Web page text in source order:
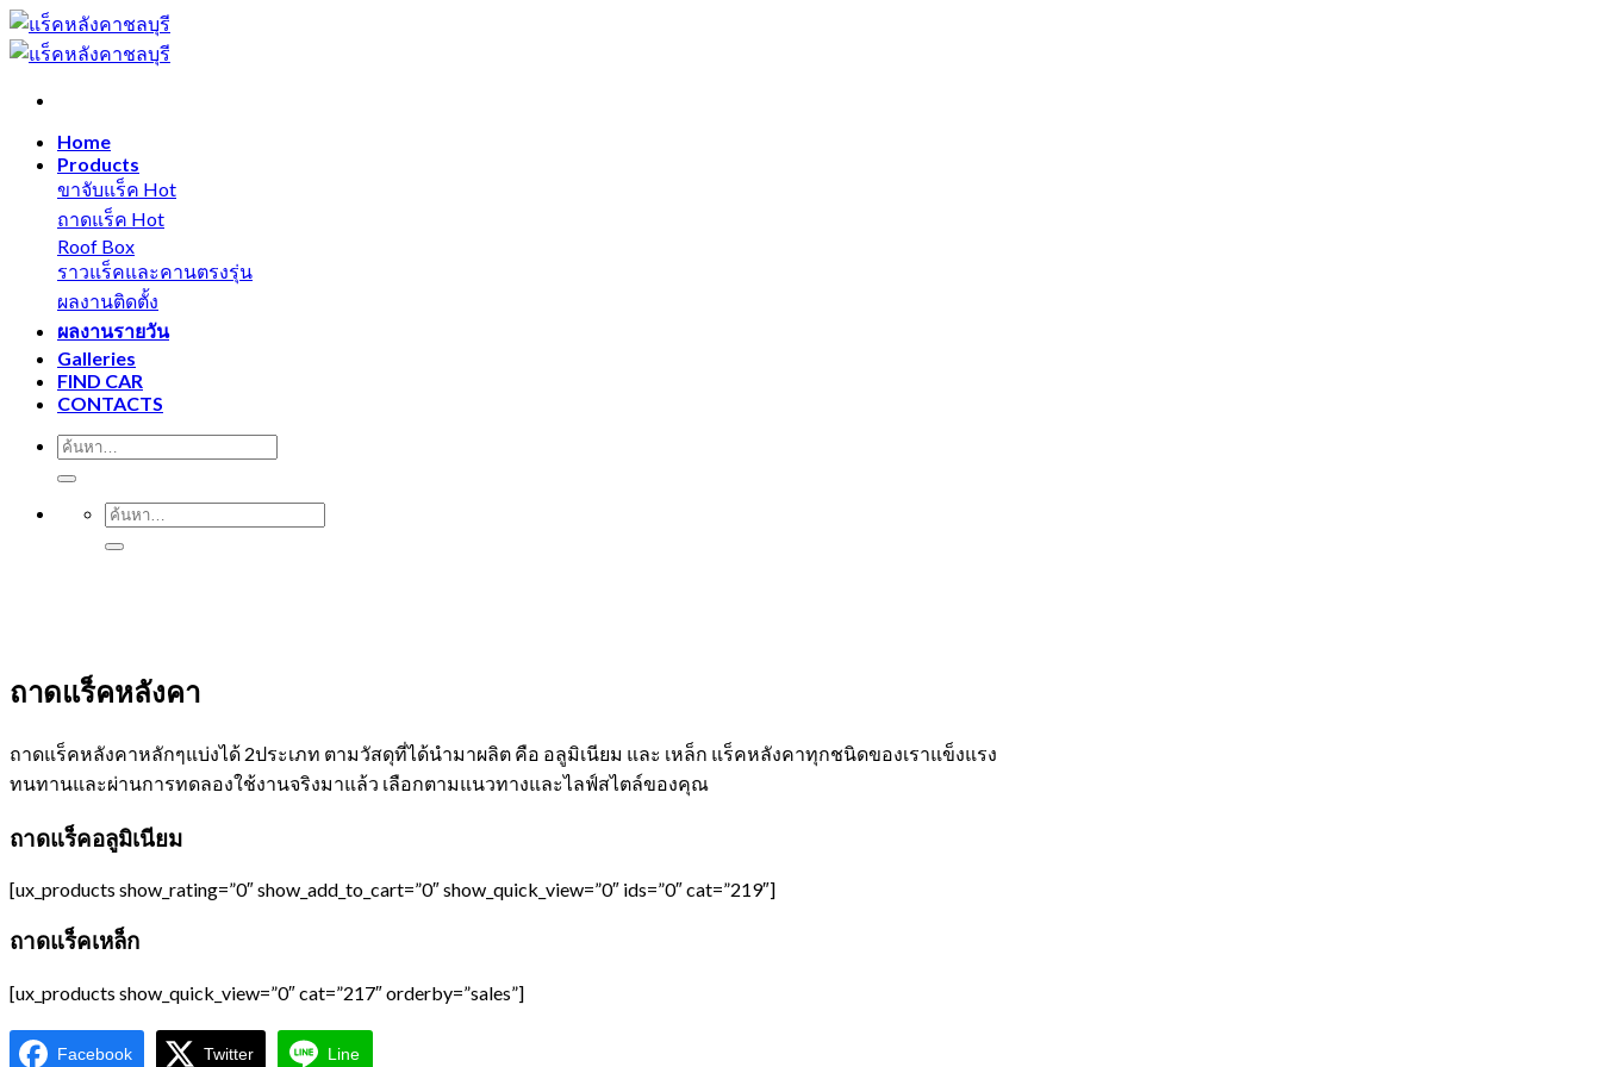
Skip
to
content
Home
Products
ขาจับแร็ค
ถาดแร็ค
Roof Box
ราวแร็คและคานตรงรุ่น
ผลงานติดตั้ง
ผลงานรายวัน
Galleries
FIND CAR
CONTACTS
ถาดแร็คหลังคา
ถาดแร็คหลังคาหลักๆแบ่งได้ 2ประเภท ตามวัสดุที่ได้นำมาผลิต คือ อลูมิเนียม และ เหล็ก แร็คหลังคาทุกชนิดของเราแข็งแรง
ทนทานและผ่านการทดลองใช้งานจริงมาแล้ว เลือกตามแนวทางและไลฟ์สไตล์ของคุณ
ถาดแร็คอลูมิเนียม
[ux_products show_rating=”0″ show_add_to_cart=”0″ show_quick_view=”0″ ids=”0″ cat=”219″]
ถาดแร็คเหล็ก
[ux_products show_quick_view=”0″ cat=”217″ orderby=”sales”]
Facebook Twitter Line